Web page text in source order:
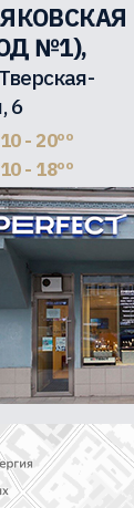
№1),
6
10 - 20ºº
10 - 18ºº